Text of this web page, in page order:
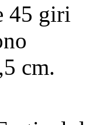
45 giri
cm.